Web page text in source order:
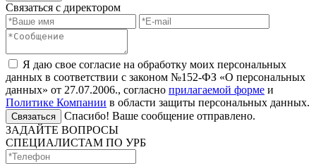
Связаться с директором
Я даю свое согласие на обработку моих персональных
данных в соответствии с законом №152-ФЗ «О персональных
данных» от 27.07.2006., согласно прилагаемой форме и
Политике Компании в области защиты персональных данных.
Связаться
Спасибо! Ваше сообщение отправлено.
ЗАДАЙТЕ ВОПРОСЫ
СПЕЦИАЛИСТАМ ПО УРБ